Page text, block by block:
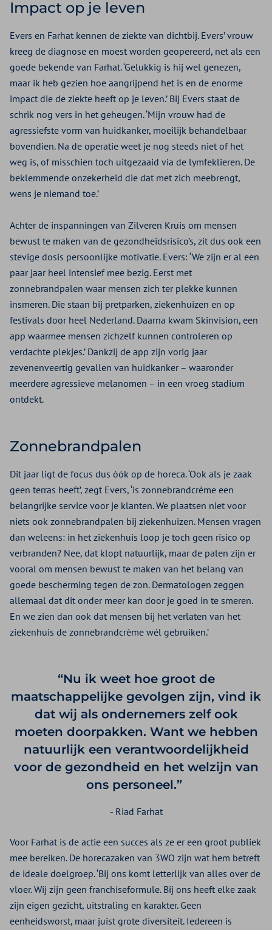
Impact op je leven
Evers en Farhat kennen de ziekte van dichtbij. Evers’ vrouw
kreeg de diagnose en moest worden geopereerd, net als een
goede bekende van Farhat. ‘Gelukkig is hij wel genezen,
maar ik heb gezien hoe aangrijpend het is en de enorme
impact die de ziekte heeft op je leven.’ Bij Evers staat de
schrik nog vers in het geheugen. ‘Mijn vrouw had de
agressiefste vorm van huidkanker, moeilijk behandelbaar
bovendien. Na de operatie weet je nog steeds niet of het
weg is, of misschien toch uitgezaaid via de lymfeklieren. De
beklemmende onzekerheid die dat met zich meebrengt,
wens je niemand toe.’
Achter de inspanningen van Zilveren Kruis om mensen
bewust te maken van de gezondheidsrisico’s, zit dus ook een
stevige dosis persoonlijke motivatie. Evers: ‘We zijn er al een
paar jaar heel intensief mee bezig. Eerst met
zonnebrandpalen waar mensen zich ter plekke kunnen
insmeren. Die staan bij pretparken, ziekenhuizen en op
festivals door heel Nederland. Daarna kwam Skinvision, een
app waarmee mensen zichzelf kunnen controleren op
verdachte plekjes.’ Dankzij de app zijn vorig jaar
zevenenveertig gevallen van huidkanker – waaronder
meerdere agressieve melanomen – in een vroeg stadium
ontdekt.
Zonnebrandpalen
Dit jaar ligt de focus dus óók op de horeca. ‘Ook als je zaak
geen terras heeft’, zegt Evers, ‘is zonnebrandcrème een
belangrijke service voor je klanten. We plaatsen niet voor
niets ook zonnebrandpalen bij ziekenhuizen. Mensen vragen
dan weleens: in het ziekenhuis loop je toch geen risico op
verbranden? Nee, dat klopt natuurlijk, maar de palen zijn er
vooral om mensen bewust te maken van het belang van
goede bescherming tegen de zon. Dermatologen zeggen
allemaal dat dit onder meer kan door je goed in te smeren.
En we zien dan ook dat mensen bij het verlaten van het
ziekenhuis de zonnebrandcrème wél gebruiken.’
“Nu ik weet hoe groot de
maatschappelijke gevolgen zijn, vind ik
dat wij als ondernemers zelf ook
moeten doorpakken. Want we hebben
natuurlijk een verantwoordelijkheid
voor de gezondheid en het welzijn van
ons personeel.”
- Riad Farhat
Voor Farhat is de actie een succes als ze er een groot publiek
mee bereiken. De horecazaken van 3WO zijn wat hem betreft
de ideale doelgroep. ‘Bij ons komt letterlijk van alles over de
vloer. Wij zijn geen franchiseformule. Bij ons heeft elke zaak
zijn eigen gezicht, uitstraling en karakter. Geen
eenheidsworst, maar juist grote diversiteit. Iedereen is